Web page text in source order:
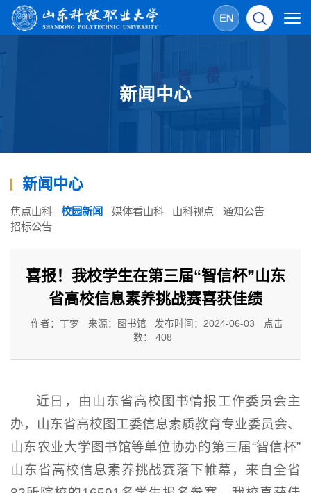
新闻中心
新闻中心
焦点山科 校园新闻 媒体看山科 山科视点
通知公告
招标公告
喜报！我校学生在第三届“智信杯”山东
省高校信息素养挑战赛喜获佳绩
作者：丁梦 来源：图书馆 发布时间：2024-06-03
点击
数：
408
近日，由山东省高校图书情报工作委员会主
办，山东省高校图工委信息素质教育专业委员会、
山东农业大学图书馆等单位协办的第三届“智信杯”
山东省高校信息素养挑战赛落下帷幕，来自全省